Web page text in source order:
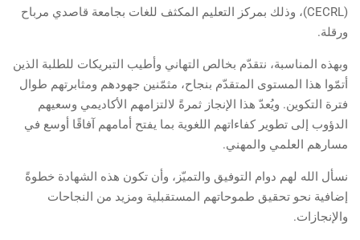
(CECRL)، وذلك بمركز التعليم المكثف للغات بجامعة قاصدي مرباح
ورقلة.
وبهذه المناسبة، نتقدّم بخالص التهاني وأطيب التبريكات للطلبة الذين
أتمّوا هذا المستوى المتقدّم بنجاح، مثمّنين جهودهم ومثابرتهم طوال
فترة التكوين. ويُعدّ هذا الإنجاز ثمرةً لالتزامهم الأكاديمي وسعيهم
الدؤوب إلى تطوير كفاءاتهم اللغوية بما يفتح أمامهم آفاقًا أوسع في
مسارهم العلمي والمهني.
نسأل الله لهم دوام التوفيق والتميّز، وأن تكون هذه الشهادة خطوةً
إضافية نحو تحقيق طموحاتهم المستقبلية ومزيد من النجاحات
والإنجازات.